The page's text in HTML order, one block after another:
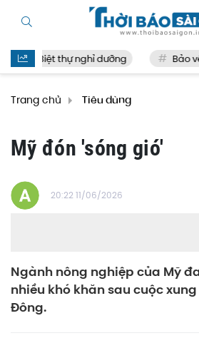
Biệt thự nghỉ dưỡng Bảo vệ
Trang chủ Tiêu dùng
Mỹ đón 'sóng gió'
20:22 11/06/2026
Ngành nông nghiệp của Mỹ
nhiều khó khăn sau cuộc
Đông.